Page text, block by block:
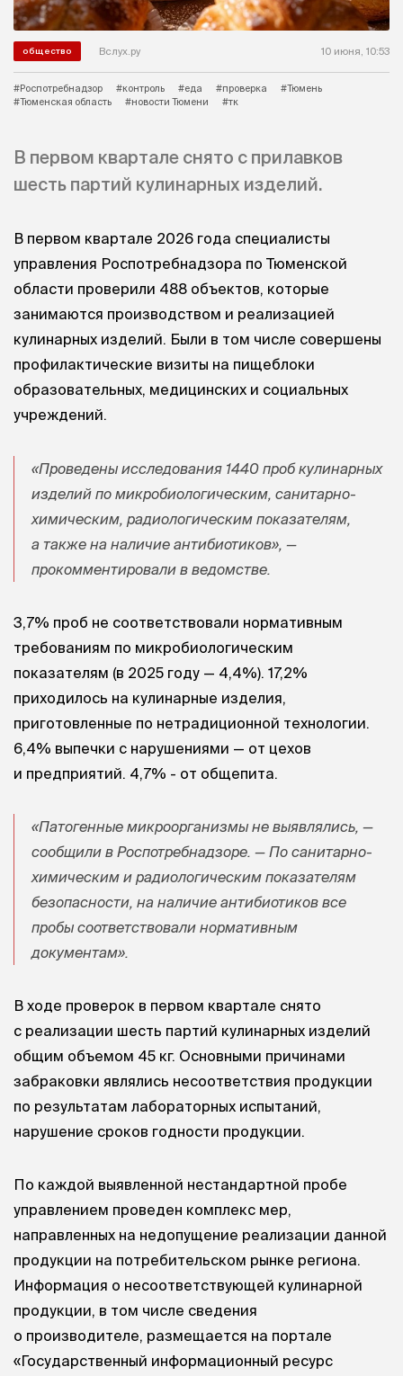
общество Вслух.ру 10 июня, 10:53
#Роспотребнадзор #контроль #еда #проверка
#Тюмень
#Тюменская область
#новости Тюмени #тк
В первом квартале снято с прилавков
шесть партий кулинарных изделий.
В первом квартале 2026 года специалисты
управления Роспотребнадзора по Тюменской
области проверили 488 объектов, которые
занимаются производством и реализацией
кулинарных изделий. Были в том числе совершены
профилактические визиты на пищеблоки
образовательных, медицинских и социальных
учреждений.
«Проведены исследования 1440 проб кулинарных
изделий по микробиологическим, санитарно-
химическим, радиологическим показателям,
а также на наличие антибиотиков», —
прокомментировали в ведомстве.
3,7% проб не соответствовали нормативным
требованиям по микробиологическим
показателям (в 2025 году — 4,4%). 17,2%
приходилось на кулинарные изделия,
приготовленные по нетрадиционной технологии.
6,4% выпечки с нарушениями — от цехов
и предприятий. 4,7% - от общепита.
«Патогенные микроорганизмы не выявлялись, —
сообщили в Роспотребнадзоре. — По санитарно-
химическим и радиологическим показателям
безопасности, на наличие антибиотиков все
пробы соответствовали нормативным
документам».
В ходе проверок в первом квартале снято
с реализации шесть партий кулинарных изделий
общим объемом 45 кг. Основными причинами
забраковки являлись несоответствия продукции
по результатам лабораторных испытаний,
нарушение сроков годности продукции.
По каждой выявленной нестандартной пробе
управлением проведен комплекс мер,
направленных на недопущение реализации данной
продукции на потребительском рынке региона.
Информация о несоответствующей кулинарной
продукции, в том числе сведения
о производителе, размещается на портале
«Государственный информационный ресурс